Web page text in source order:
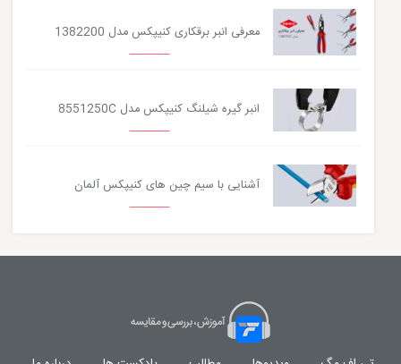
معرفی انبر برقکاری کنیپکس مدل 1382200
انبر گیره شیلنگ کنیپکس مدل 8551250C
آشنایی با سیم چین های کنیپکس آلمان